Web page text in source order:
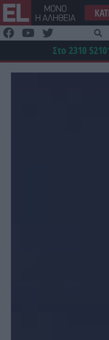
Μετάβαση
στο
περιεχόμενο
Στο 2310